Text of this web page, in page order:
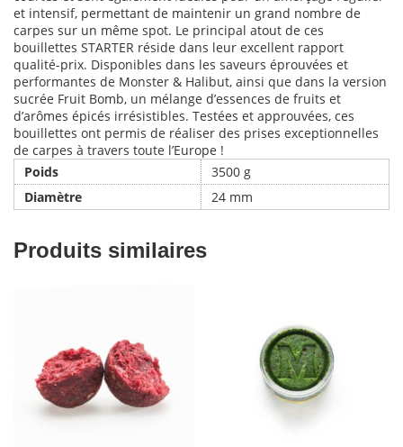
et intensif, permettant de maintenir un grand nombre de
carpes sur un même spot. Le principal atout de ces
bouillettes STARTER réside dans leur excellent rapport
qualité-prix. Disponibles dans les saveurs éprouvées et
performantes de Monster & Halibut, ainsi que dans la version
sucrée Fruit Bomb, un mélange d’essences de fruits et
d’arômes épicés irrésistibles. Testées et approuvées, ces
bouillettes ont permis de réaliser des prises exceptionnelles
de carpes à travers toute l’Europe !
Poids
3500 g
Diamètre
24 mm
Produits similaires